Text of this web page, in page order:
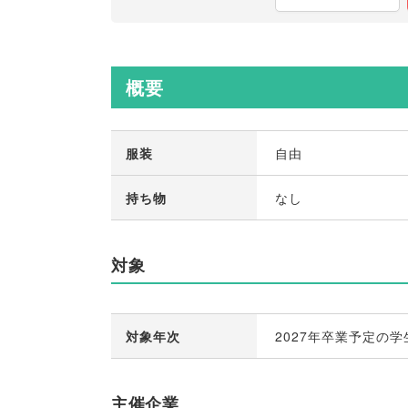
概要
服装 自由
持ち物 なし
対象
対象年次 2027年卒業予定の学